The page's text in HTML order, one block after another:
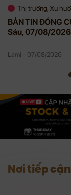
Thị trường, Xu
BẢN TIN ĐÓNG
Sáu, 07/08/2026
Lami - 07/08/2026
Nơi tiếp